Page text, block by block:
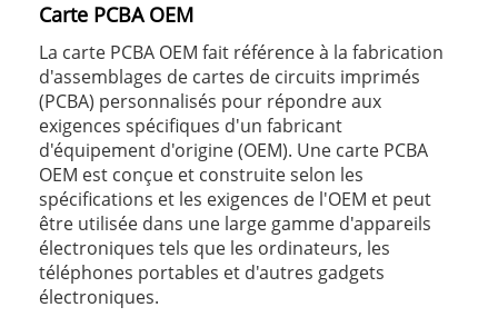
Carte PCBA OEM
La carte PCBA OEM fait référence à la fabrication
d'assemblages de cartes de circuits imprimés
(PCBA) personnalisés pour répondre aux
exigences spécifiques d'un fabricant
d'équipement d'origine (OEM). Une carte PCBA
OEM est conçue et construite selon les
spécifications et les exigences de l'OEM et peut
être utilisée dans une large gamme d'appareils
électroniques tels que les ordinateurs, les
téléphones portables et d'autres gadgets
électroniques.